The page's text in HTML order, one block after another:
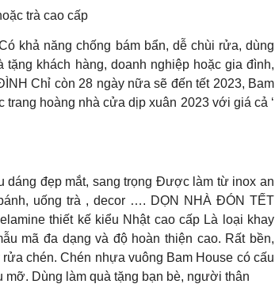
trà cao cấp
khả năng chống bám bẩn, dễ chùi rửa, dùng
khách hàng, doanh nghiệp hoặc gia đình,
Chỉ còn 28 ngày nữa sẽ đến tết 2023, Bam
hoàng nhà cửa dịp xuân 2023 với giá cả ‘
dáng đẹp mắt, sang trọng Được làm từ inox an
uống trà , decor …. DỌN NHÀ ĐÓN TẾT
thiết kế kiểu Nhật cao cấp Là loại khay
mã đa dạng và độ hoàn thiện cao. Rất bền,
chén. Chén nhựa vuông Bam House có cấu
Dùng làm quà tặng bạn bè, người thân